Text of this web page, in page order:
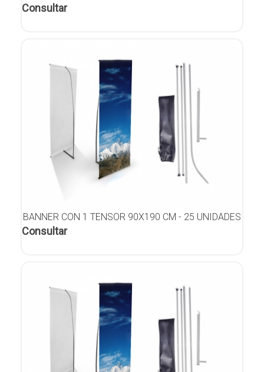
Consultar
BANNER CON 1 TENSOR 90X190 CM - 25 UNIDADES
Consultar